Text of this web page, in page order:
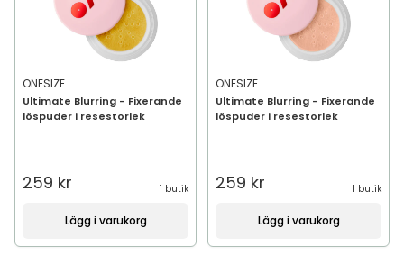
ONESIZE
Ultimate Blurring - Fixerande
löspuder i resestorlek
259 kr 1 butik
Lägg i varukorg
ONESIZE
Ultimate Blurring - Fixerande
löspuder i resestorlek
259 kr 1 butik
Lägg i varukorg